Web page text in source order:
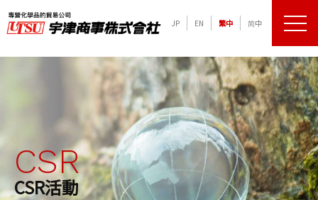
JP EN 繁中 简中 メニ
CSR
CSR活動